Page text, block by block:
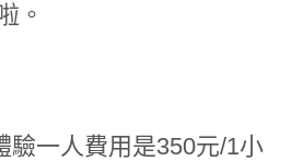
。
驗一人費用是350元/1小